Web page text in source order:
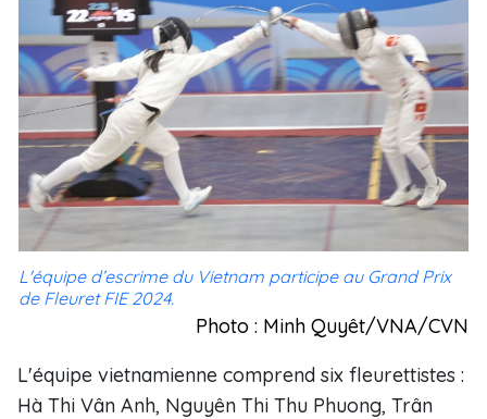
L'équipe d’escrime du Vietnam participe au Grand Prix
de Fleuret FIE 2024.
Photo : Minh Quyêt/VNA/CVN
L'équipe vietnamienne comprend six fleurettistes :
Hà Thi Vân Anh, Nguyên Thi Thu Phuong, Trân